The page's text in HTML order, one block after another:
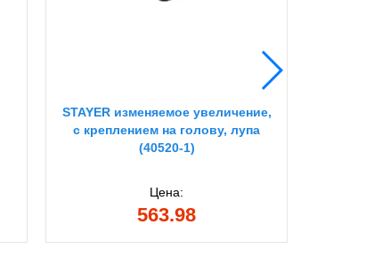
STAYER изменяемое увеличение,
с креплением на голову, лупа
(40520-1)
Цена:
563.98